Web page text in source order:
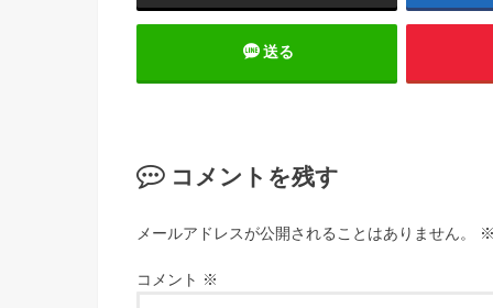
送る
コメントを残す
メールアドレスが公開されることはありません。
コメント ※